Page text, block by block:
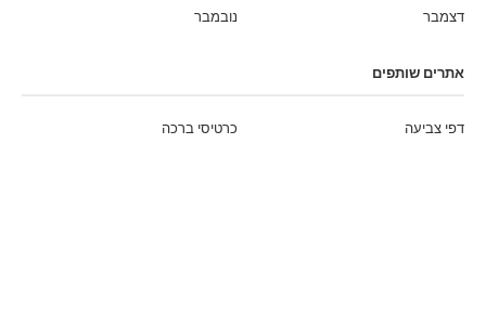
נובמבר
דצמבר
אתרים שותפים
כרטיסי ברכה דפי צביעה